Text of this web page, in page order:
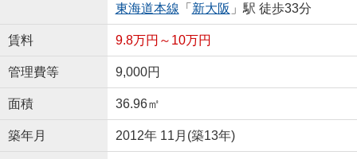
東海道本線 「 新大阪 」駅 徒歩33分
賃料 9.8万円～10万円
管理費等 9,000円
面積 36.96㎡
築年月 2012年 11月(築13年)